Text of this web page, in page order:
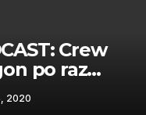
Crew
po raz
i kosmiczni
po raz
2020